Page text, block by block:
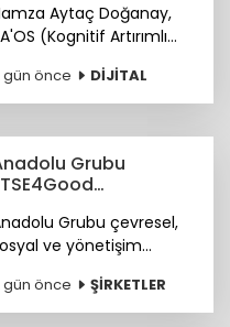
Aytaç Doğanay,
(Kognitif Artırımlı
güvenlik yazılımları
iddialı.
gün önce DİJİTAL
Grubu
Grubu çevresel,
ve yönetişim
ile FTSE4Good
gün önce ŞİRKETLER